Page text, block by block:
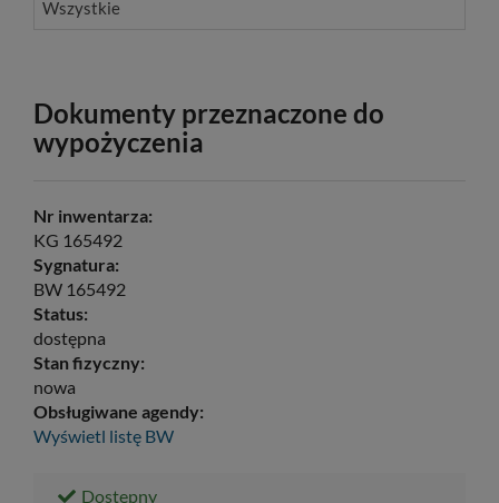
Wszystkie
Dokumenty przeznaczone do
wypożyczenia
Nr inwentarza:
KG 165492
Sygnatura:
BW 165492
Status:
dostępna
Stan fizyczny:
nowa
Obsługiwane agendy:
Wyświetl listę BW
Dostępny